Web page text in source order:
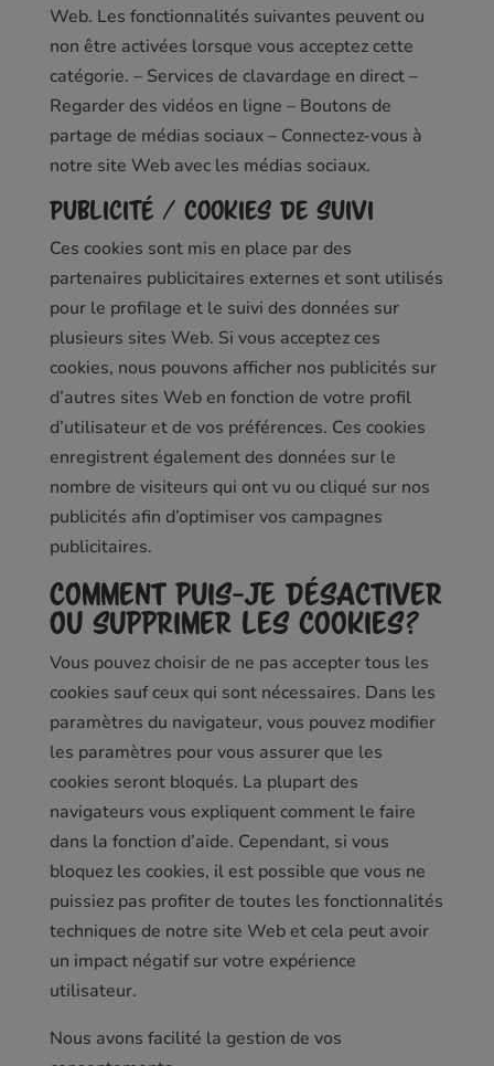
Web. Les fonctionnalités suivantes peuvent ou
non être activées lorsque vous acceptez cette
catégorie. – Services de clavardage en direct –
Regarder des vidéos en ligne – Boutons de
partage de médias sociaux – Connectez-vous à
notre site Web avec les médias sociaux.
Publicité / cookies de suivi
Ces cookies sont mis en place par des
partenaires publicitaires externes et sont utilisés
pour le profilage et le suivi des données sur
plusieurs sites Web. Si vous acceptez ces
cookies, nous pouvons afficher nos publicités sur
d’autres sites Web en fonction de votre profil
d’utilisateur et de vos préférences. Ces cookies
enregistrent également des données sur le
nombre de visiteurs qui ont vu ou cliqué sur nos
publicités afin d’optimiser vos campagnes
publicitaires.
Comment puis-je désactiver
ou supprimer les cookies?
Vous pouvez choisir de ne pas accepter tous les
cookies sauf ceux qui sont nécessaires. Dans les
paramètres du navigateur, vous pouvez modifier
les paramètres pour vous assurer que les
cookies seront bloqués. La plupart des
navigateurs vous expliquent comment le faire
dans la fonction d’aide. Cependant, si vous
bloquez les cookies, il est possible que vous ne
puissiez pas profiter de toutes les fonctionnalités
techniques de notre site Web et cela peut avoir
un impact négatif sur votre expérience
utilisateur.
Nous avons facilité la gestion de vos